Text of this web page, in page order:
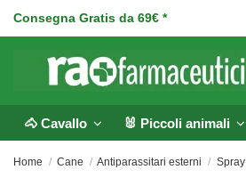
Consegna Gratis da 69€ *
🐴 Cavallo 🐰 Piccoli animali
Home Cane Antiparassitari esterni Spray